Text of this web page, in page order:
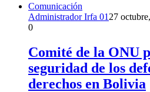
Comunicación
Administrador Irfa 01 27
0
Comité de la ONU
seguridad de los
derechos en Bolivia